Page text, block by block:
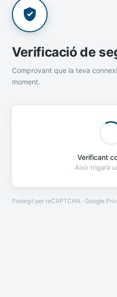
Verificació de
Comprovant que la teva
moment.
Verificant
Això trigarà
Protegit per reCAPTCHA · Google